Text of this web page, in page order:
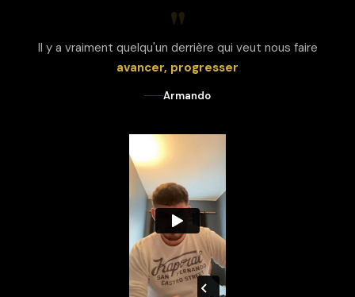
"
Il y a vraiment quelqu'un derrière qui veut nous faire
avancer, progresser
Armando